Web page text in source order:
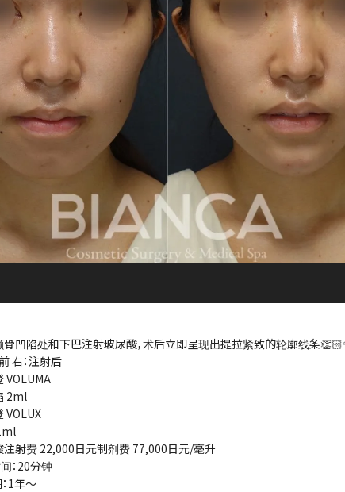
骨凹陷处和下巴注射玻尿酸，术后立即呈现出提拉紧致的轮廓线条
右：注射后
VOLUMA
2ml
VOLUX
注射费 22,000日元制剂费 77,000日元/毫升
：20分钟
1年～